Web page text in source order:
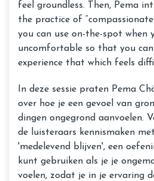
feel groundless. Then, Pema
the practice of
you can use on-the-spot when
uncomfortable so that you
experience that which feels
In deze sessie praten Pema
over hoe je een gevoel van
dingen ongegrond aanvoelen.
de luisteraars kennismaken
'medelevend blijven', een
kunt gebruiken als je je
voelen, zodat je in je ervaring